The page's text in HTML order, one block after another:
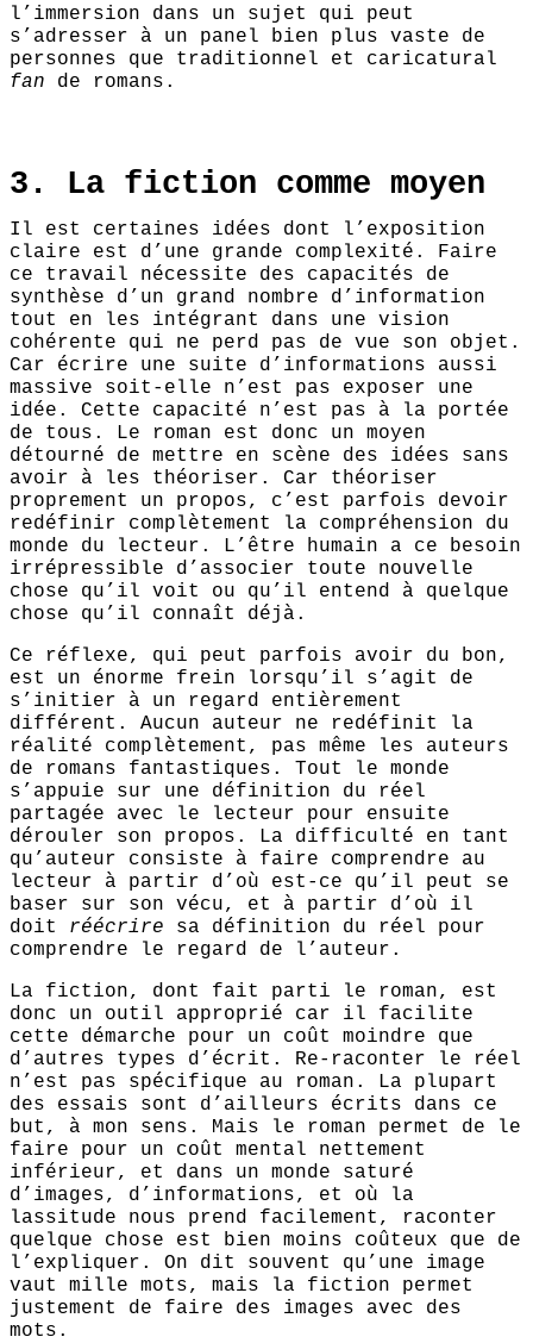
l’immersion dans un sujet qui peut
s’adresser à un panel bien plus vaste de
personnes que traditionnel et caricatural
fan de romans.
3. La fiction comme moyen
Il est certaines idées dont l’exposition
claire est d’une grande complexité. Faire
ce travail nécessite des capacités de
synthèse d’un grand nombre d’information
tout en les intégrant dans une vision
cohérente qui ne perd pas de vue son objet.
Car écrire une suite d’informations aussi
massive soit-elle n’est pas exposer une
idée. Cette capacité n’est pas à la portée
de tous. Le roman est donc un moyen
détourné de mettre en scène des idées sans
avoir à les théoriser. Car théoriser
proprement un propos, c’est parfois devoir
redéfinir complètement la compréhension du
monde du lecteur. L’être humain a ce besoin
irrépressible d’associer toute nouvelle
chose qu’il voit ou qu’il entend à quelque
chose qu’il connaît déjà.
Ce réflexe, qui peut parfois avoir du bon,
est un énorme frein lorsqu’il s’agit de
s’initier à un regard entièrement
différent. Aucun auteur ne redéfinit la
réalité complètement, pas même les auteurs
de romans fantastiques. Tout le monde
s’appuie sur une définition du réel
partagée avec le lecteur pour ensuite
dérouler son propos. La difficulté en tant
qu’auteur consiste à faire comprendre au
lecteur à partir d’où est-ce qu’il peut se
baser sur son vécu, et à partir d’où il
doit réécrire sa définition du réel pour
comprendre le regard de l’auteur.
La fiction, dont fait parti le roman, est
donc un outil approprié car il facilite
cette démarche pour un coût moindre que
d’autres types d’écrit. Re-raconter le réel
n’est pas spécifique au roman. La plupart
des essais sont d’ailleurs écrits dans ce
but, à mon sens. Mais le roman permet de le
faire pour un coût mental nettement
inférieur, et dans un monde saturé
d’images, d’informations, et où la
lassitude nous prend facilement, raconter
quelque chose est bien moins coûteux que de
l’expliquer. On dit souvent qu’une image
vaut mille mots, mais la fiction permet
justement de faire des images avec des
mots.